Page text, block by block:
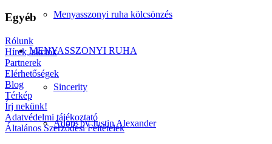
Menyasszonyi ruha kölcsönzés
MENYASSZONYI RUHA
Sincerity
Adore by Justin Alexander
Egyéb
Rólunk
Hírek, akciók
Partnerek
Elérhetőségek
Blog
Térkép
Írj nekünk!
Adatvédelmi tájékoztató
Általános Szerződési Feltételek